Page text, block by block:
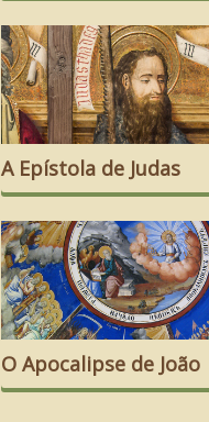
A Epístola de Judas
O Apocalipse de João